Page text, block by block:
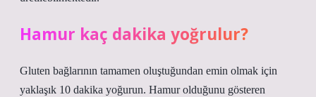
Hamur kaç dakika yoğrulur?
Gluten bağlarının tamamen oluştuğundan emin olmak için
yaklaşık 10 dakika yoğurun. Hamur olduğunu gösteren